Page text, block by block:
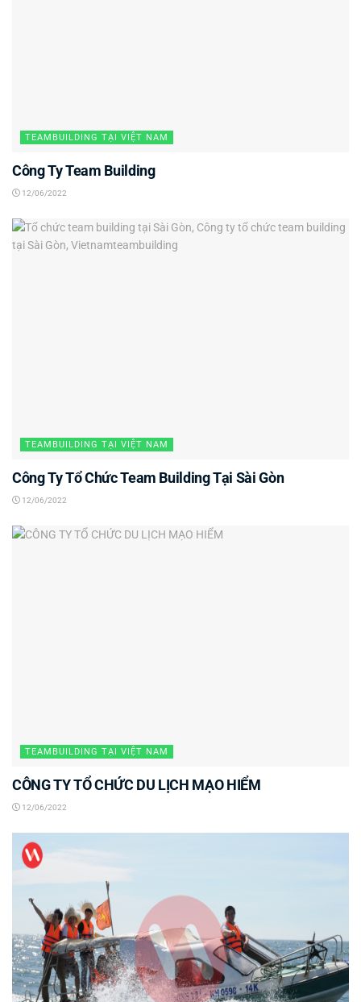
TEAMBUILDING TẠI VIỆT NAM
Công Ty Team Building
12/06/2022
TEAMBUILDING TẠI VIỆT NAM
Công Ty Tổ Chức Team Building Tại Sài Gòn
12/06/2022
TEAMBUILDING TẠI VIỆT NAM
CÔNG TY TỔ CHỨC DU LỊCH MẠO HIỂM
12/06/2022